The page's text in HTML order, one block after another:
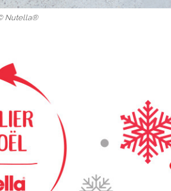
Nutella®